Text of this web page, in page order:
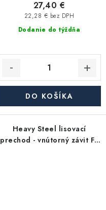
Dodanie do týždňa
22,28 € bez DPH
27,40 €
DO KOŠÍKA
Heavy Steel lisovací
prechod - vnútorný závit FF